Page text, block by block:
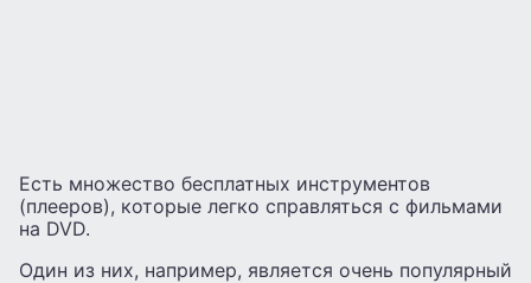
Есть множество бесплатных инструментов
(плееров), которые легко справляться с фильмами
на DVD.
Один из них, например, является очень популярный